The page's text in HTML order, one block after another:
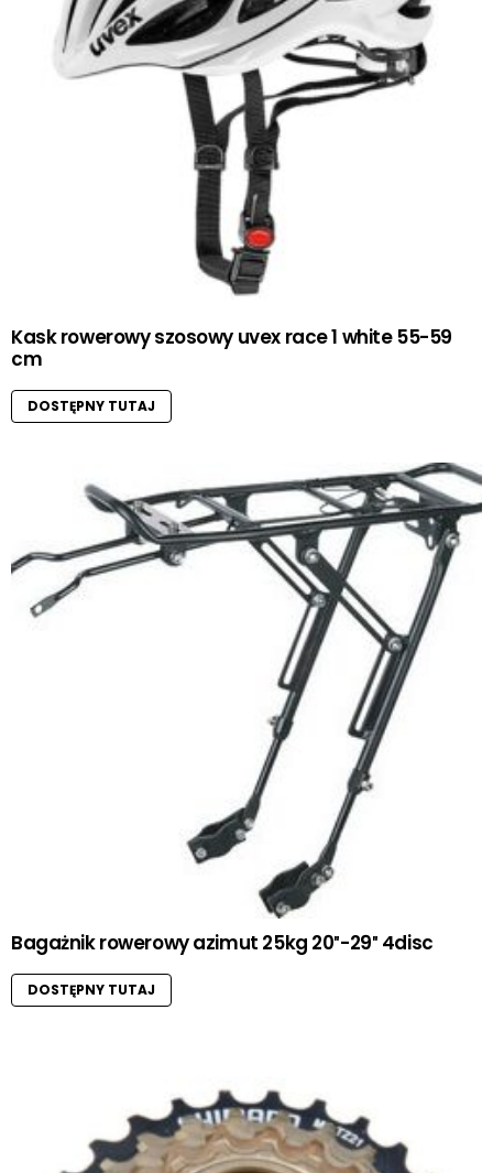
Kask rowerowy szosowy uvex race 1 white 55-59
cm
DOSTĘPNY TUTAJ
Bagażnik rowerowy azimut 25kg 20″-29″ 4disc
DOSTĘPNY TUTAJ